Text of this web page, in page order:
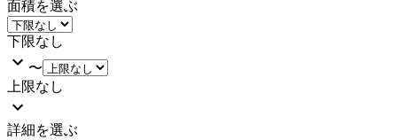
面積を選ぶ
下限なし
〜
上限なし
詳細を選ぶ